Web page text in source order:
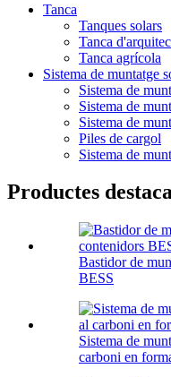
Tanca
Tanques solars
Tanca
Tanca agrícola
Sistema de muntatge
Sistema de
Sistema de
Sistema de
Piles de cargol
Sistema de
Productes
Bastidor de
BESS
Sistema de
carboni en